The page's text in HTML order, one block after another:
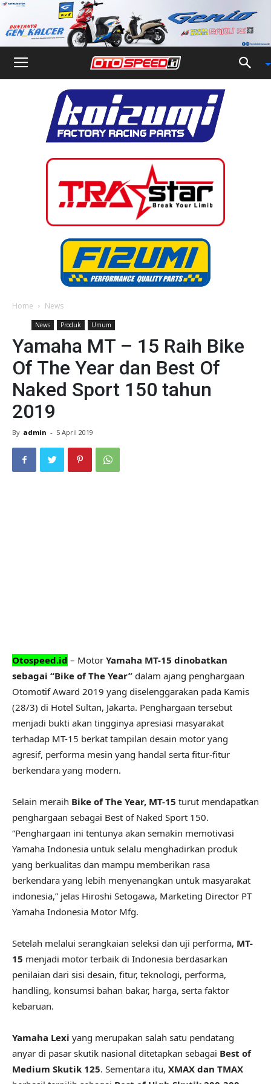
Home News
News Produk Umum
Yamaha MT – 15 Raih Bike
Of The Year dan Best Of
Naked Sport 150 tahun
2019
By admin - 5 April 2019
Otospeed.id – Motor Yamaha MT-15 dinobatkan
sebagai “Bike of The Year” dalam ajang penghargaan
Otomotif Award 2019 yang diselenggarakan pada Kamis
(28/3) di Hotel Sultan, Jakarta. Penghargaan tersebut
menjadi bukti akan tingginya apresiasi masyarakat
terhadap MT-15 berkat tampilan desain motor yang
agresif, performa mesin yang handal serta fitur-fitur
berkendara yang modern.
Selain meraih Bike of The Year, MT-15 turut mendapatkan
penghargaan sebagai Best of Naked Sport 150.
“Penghargaan ini tentunya akan semakin memotivasi
Yamaha Indonesia untuk selalu menghadirkan produk
yang berkualitas dan mampu memberikan rasa
berkendara yang lebih menyenangkan untuk masyarakat
indonesia,” jelas Hiroshi Setogawa, Marketing Director PT
Yamaha Indonesia Motor Mfg.
Setelah melalui serangkaian seleksi dan uji performa, MT-
15 menjadi motor terbaik di Indonesia berdasarkan
penilaian dari sisi desain, fitur, teknologi, performa,
handling, konsumsi bahan bakar, harga, serta faktor
kebaruan.
Yamaha Lexi yang merupakan salah satu pendatang
anyar di pasar skutik nasional ditetapkan sebagai Best of
Medium Skutik 125. Sementara itu, XMAX dan TMAX